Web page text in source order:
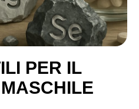
PER IL